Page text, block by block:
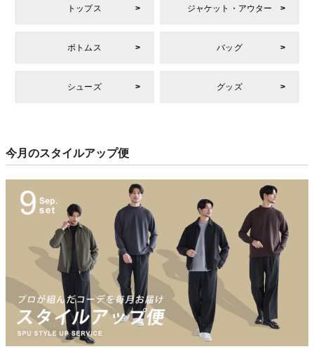
トップス ジャケット・アウター
ボトムス バッグ
シューズ グッズ
今月のスタイルアップ便